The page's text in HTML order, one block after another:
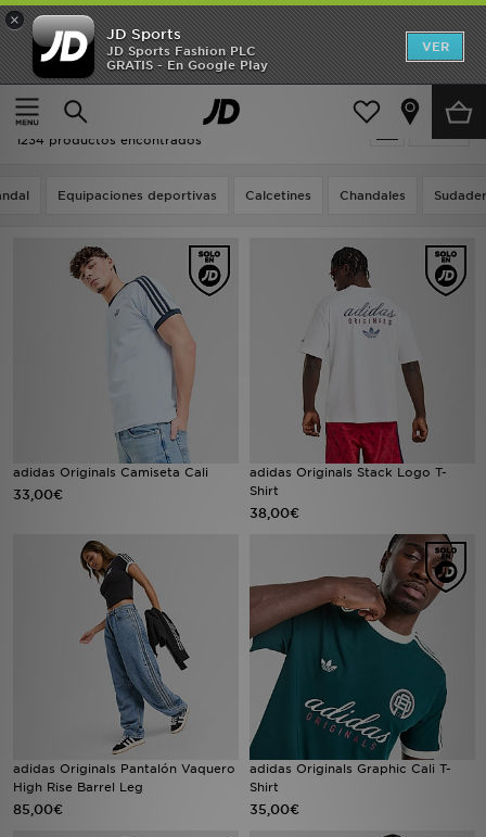
×
JD Sports
JD Sports Fashion PLC
GRATIS - En Google Play
VER
Página principal
Adidas Adidas Originals
Adidas Adidas Originals
1234 productos encontrados
Equipaciones deportivas Calcetines Chandales
adidas Originals Camiseta Cali
33,00€
adidas Originals Stack Logo T-
Shirt
38,00€
adidas Originals Pantalón Vaquero
High Rise Barrel Leg
85,00€
adidas Originals Graphic Cali T-
Shirt
35,00€
Hombre
Mujer
Niños
Ver Marcas
Deportes & Fitness